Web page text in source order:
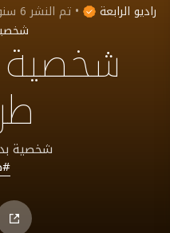
راديو الرابعة • تم النشر6 سنوات مضت
شخصية
شخصية